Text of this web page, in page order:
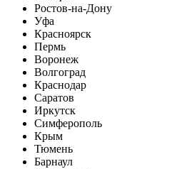
Ростов-на-Дону
Уфа
Красноярск
Пермь
Воронеж
Волгоград
Краснодар
Саратов
Иркутск
Симферополь
Крым
Тюмень
Барнаул